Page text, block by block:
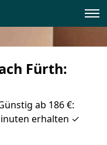
Fürth:
ab 186 €:
erhalten ✓